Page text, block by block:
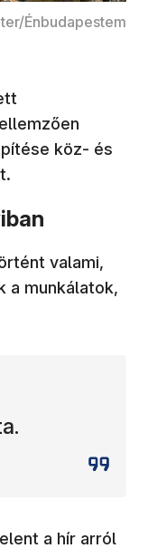
Énbudapestem
köz- és
valami,
a munkálatok,
a hír arról